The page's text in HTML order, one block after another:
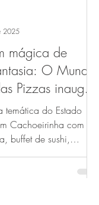
mágica de
O Mundo
Pizzas inaugura
temática do Estado
Cachoeirinha com 80
buffet de sushi,
2025